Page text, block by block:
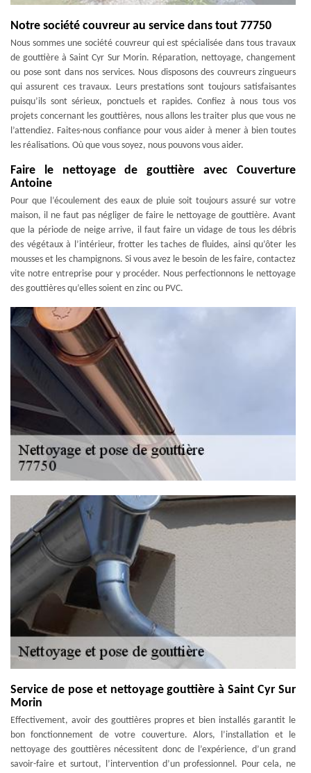
Notre société couvreur au service dans tout 77750
Nous sommes une société couvreur qui est spécialisée dans tous travaux
de gouttière à Saint Cyr Sur Morin. Réparation, nettoyage, changement
ou pose sont dans nos services. Nous disposons des couvreurs zingueurs
qui assurent ces travaux. Leurs prestations sont toujours satisfaisantes
puisqu’ils sont sérieux, ponctuels et rapides. Confiez à nous tous vos
projets concernant les gouttières, nous allons les traiter plus que vous ne
l’attendiez. Faites-nous confiance pour vous aider à mener à bien toutes
les réalisations. Où que vous soyez, nous pouvons vous aider.
Faire le nettoyage de gouttière avec Couverture
Antoine
Pour que l’écoulement des eaux de pluie soit toujours assuré sur votre
maison, il ne faut pas négliger de faire le nettoyage de gouttière. Avant
que la période de neige arrive, il faut faire un vidage de tous les débris
des végétaux à l’intérieur, frotter les taches de fluides, ainsi qu’ôter les
mousses et les champignons. Si vous avez le besoin de les faire, contactez
vite notre entreprise pour y procéder. Nous perfectionnons le nettoyage
des gouttières qu’elles soient en zinc ou PVC.
Service de pose et nettoyage gouttière à Saint Cyr Sur
Morin
Effectivement, avoir des gouttières propres et bien installés garantit le
bon fonctionnement de votre couverture. Alors, l’installation et le
nettoyage des gouttières nécessitent donc de l’expérience, d’un grand
savoir-faire et surtout, l’intervention d’un professionnel. Pour cela, ne